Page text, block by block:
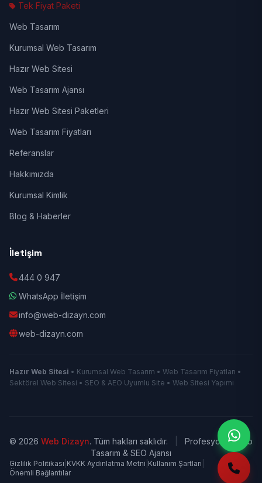
Tek Fiyat Paketi
Web Tasarım
Kurumsal Web Tasarım
Hazır Web Sitesi
Web Tasarım Ajansı
Hazır Web Sitesi Paketleri
Web Tasarım Fiyatları
Referanslar
Hakkımızda
Kurumsal Kimlik
Blog & Haberler
İletişim
444 0 947
WhatsApp İletişim
info@web-dizayn.com
web-dizayn.com
Hazır Web Sitesi • Kurumsal Web Tasarım • Web Tasarım Fiyatları •
Sektörel Web Sitesi • SEO & AEO Uyumlu Site • Web Sitesi Yapımı
© 2026 Web Dizayn. Tüm hakları saklıdır.
Profesyonel Web
Tasarım & SEO Ajansı
Gizlilik Politikası KVKK Aydınlatma Metni Kullanım Şartları
Önemli Bağlantılar